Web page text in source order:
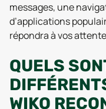
messages, une
d’applications
répondra à vos
QUELS
WIKO